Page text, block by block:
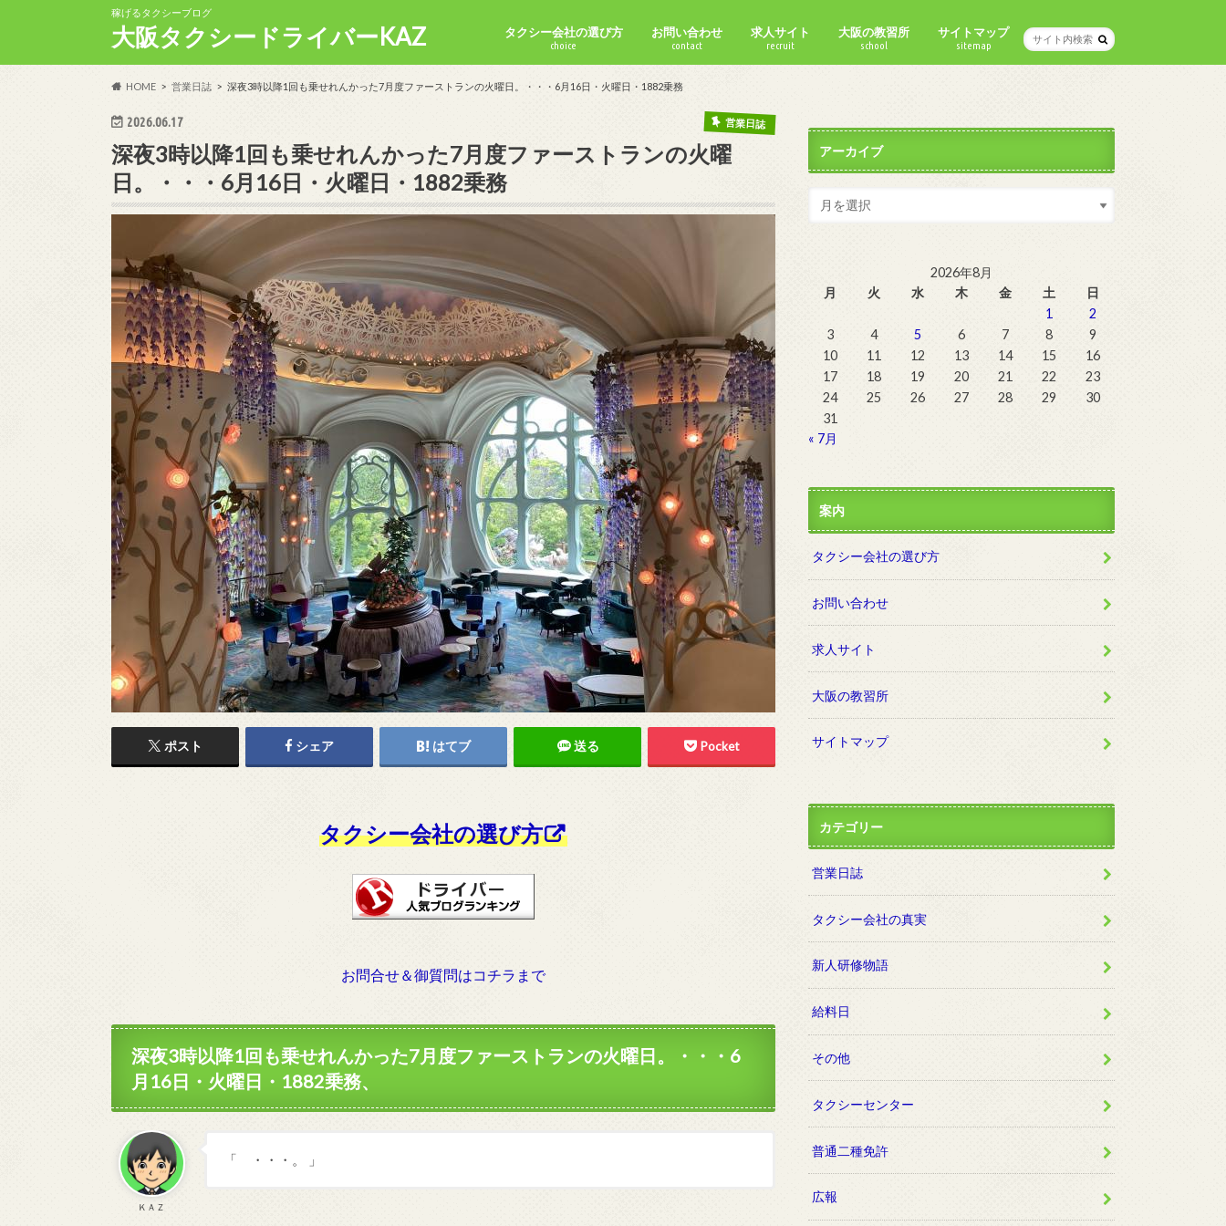
稼げるタクシーブログ
大阪タクシードライバーKAZ タクシー会社の選び方
choice
お問い合わせ
contact
求人サイト
recruit
大阪の教習所
school
サイトマップ
sitemap
HOME 営業日誌 深夜3時以降1回も乗せれんかった7月度ファーストランの火曜日。・・・6月16日・火曜日・1882乗務
2026.06.17 営業日誌
深夜3時以降1回も乗せれんかった7月度ファーストランの火曜
日。・・・6月16日・火曜日・1882乗務
ポスト シェア はてブ 送る Pocket
タクシー会社の選び方
お問合せ＆御質問はコチラまで
深夜3時以降1回も乗せれんかった7月度ファーストランの火曜日。・・・6
月16日・火曜日・1882乗務、
ＫＡＺ
「 ・・・。 」
アーカイブ
2026年8月
月
火 水 木 金 土
日
1
2
3
4 5 6 7 8
9
10
11 12 13 14 15
16
17
18 19 20 21 22
23
24
25 26 27 28 29
30
31
« 7月
案内
タクシー会社の選び方
お問い合わせ
求人サイト
大阪の教習所
サイトマップ
カテゴリー
営業日誌
タクシー会社の真実
新人研修物語
給料日
その他
タクシーセンター
普通二種免許
広報